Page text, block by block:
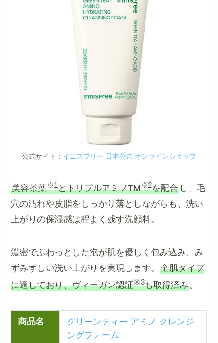
公式サイト： イニスフリー 日本公式 オンラインショップ
美容茶葉※1とトリプルアミノTM※2を配合 し、毛
穴の汚れや皮脂をしっかり落としながらも、洗い
上がりの保湿感は程よく残す洗顔料。
濃密でふわっとした泡が肌を優しく包み込み、み
ずみずしい洗い上がりを実現します。全肌タイプ
に適しており、ヴィーガン認証※3も取得済み。
商品名
グリーンティー アミノ クレンジ
ングフォーム